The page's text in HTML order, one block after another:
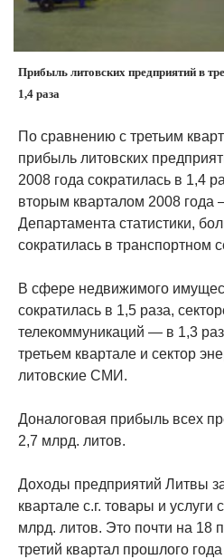
Прибыль литовских предприятий в
1,4 раза
По сравнению с третьим
прибыль литовских
2008 года сократилась в 1,4
вторым кварталом 2008
Департамента статистики,
сократилась в транспортном
В сфере недвижимого
сократилась в 1,5 раза,
телекоммуникаций — в 1,3
третьем квартале и сектор
литовские СМИ.
Доналоговая прибыль всех
2,7 млрд. литов.
Доходы предприятий Литвы
квартале с.г. товары и услуги
млрд. литов. Это почти на 18
третий квартал прошлого